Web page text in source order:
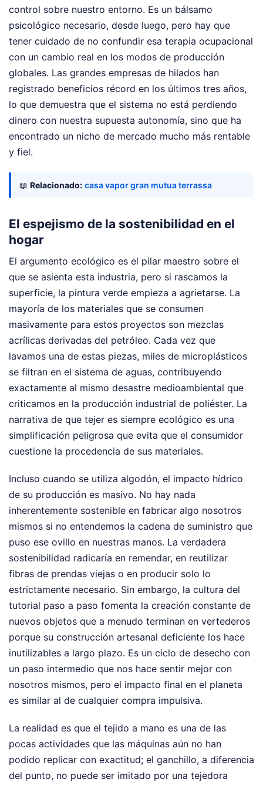
control sobre nuestro entorno. Es un bálsamo
psicológico necesario, desde luego, pero hay que
tener cuidado de no confundir esa terapia ocupacional
con un cambio real en los modos de producción
globales. Las grandes empresas de hilados han
registrado beneficios récord en los últimos tres años,
lo que demuestra que el sistema no está perdiendo
dinero con nuestra supuesta autonomía, sino que ha
encontrado un nicho de mercado mucho más rentable
y fiel.
📖 Relacionado: casa vapor gran mutua terrassa
El espejismo de la sostenibilidad en el
hogar
El argumento ecológico es el pilar maestro sobre el
que se asienta esta industria, pero si rascamos la
superficie, la pintura verde empieza a agrietarse. La
mayoría de los materiales que se consumen
masivamente para estos proyectos son mezclas
acrílicas derivadas del petróleo. Cada vez que
lavamos una de estas piezas, miles de microplásticos
se filtran en el sistema de aguas, contribuyendo
exactamente al mismo desastre medioambiental que
criticamos en la producción industrial de poliéster. La
narrativa de que tejer es siempre ecológico es una
simplificación peligrosa que evita que el consumidor
cuestione la procedencia de sus materiales.
Incluso cuando se utiliza algodón, el impacto hídrico
de su producción es masivo. No hay nada
inherentemente sostenible en fabricar algo nosotros
mismos si no entendemos la cadena de suministro que
puso ese ovillo en nuestras manos. La verdadera
sostenibilidad radicaría en remendar, en reutilizar
fibras de prendas viejas o en producir solo lo
estrictamente necesario. Sin embargo, la cultura del
tutorial paso a paso fomenta la creación constante de
nuevos objetos que a menudo terminan en vertederos
porque su construcción artesanal deficiente los hace
inutilizables a largo plazo. Es un ciclo de desecho con
un paso intermedio que nos hace sentir mejor con
nosotros mismos, pero el impacto final en el planeta
es similar al de cualquier compra impulsiva.
La realidad es que el tejido a mano es una de las
pocas actividades que las máquinas aún no han
podido replicar con exactitud; el ganchillo, a diferencia
del punto, no puede ser imitado por una tejedora